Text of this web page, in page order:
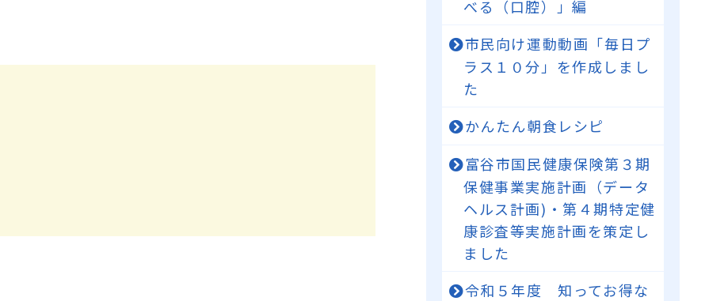
べる（口腔）」編
市民向け運動動画「毎日プ
ラス１０分」を作成しまし
た
かんたん朝食レシピ
富谷市国民健康保険第３期
保健事業実施計画（データ
ヘルス計画)・第４期特定健
康診査等実施計画を策定し
ました
令和５年度 知ってお得な